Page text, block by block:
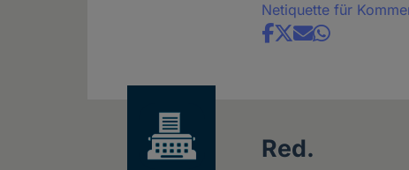
Netiquette für
Share
Red.